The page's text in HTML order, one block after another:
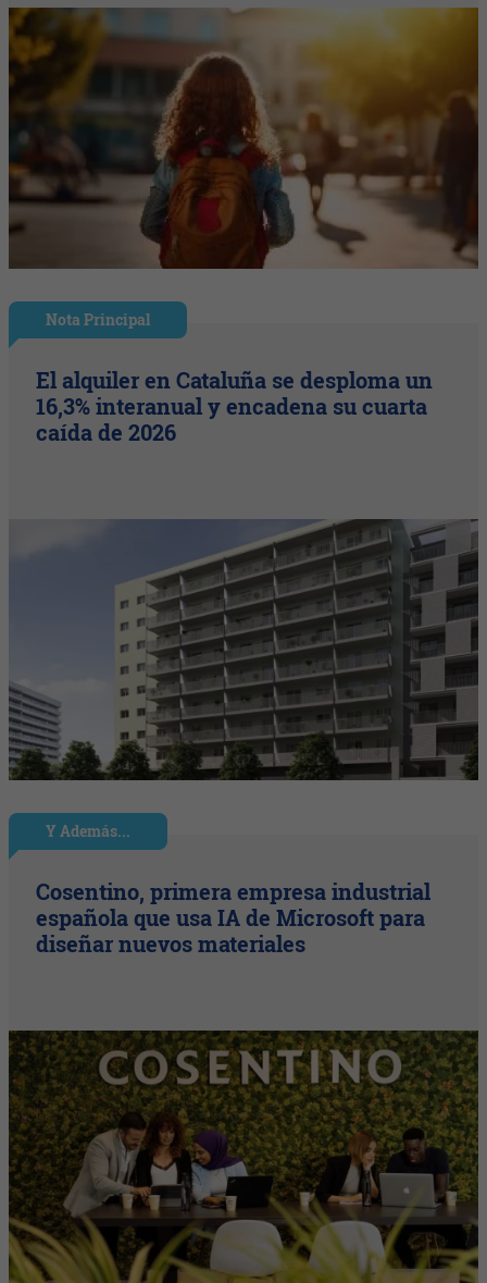
Nota Principal
El alquiler en Cataluña se desploma un
16,3% interanual y encadena su cuarta
caída de 2026
Y Además...
Cosentino, primera empresa industrial
española que usa IA de Microsoft para
diseñar nuevos materiales